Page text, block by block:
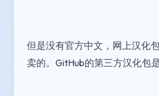
但是没有官方中文，网上汉化
卖的。GitHub的第三方汉化包